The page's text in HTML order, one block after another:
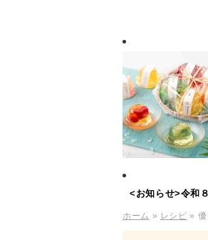
<お知らせ>令和
ホーム » レシピ » 優